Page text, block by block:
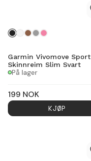
Garmin Vivomove Sport
Skinnreim Slim Svart
På lager
199 NOK
KJØP